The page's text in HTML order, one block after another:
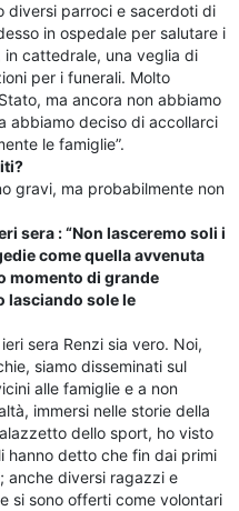
diversi parroci e sacerdoti di
in ospedale per salutare i
in cattedrale, una veglia di
per i funerali. Molto
ma ancora non abbiamo
abbiamo deciso di accollarci
le famiglie”.
gravi, ma probabilmente non
sera : “Non lasceremo soli i
come quella avvenuta
momento di grande
lasciando sole le
sera Renzi sia vero. Noi,
siamo disseminati sul
alle famiglie e a non
immersi nelle storie della
dello sport, ho visto
hanno detto che fin dai primi
anche diversi ragazzi e
si sono offerti come volontari